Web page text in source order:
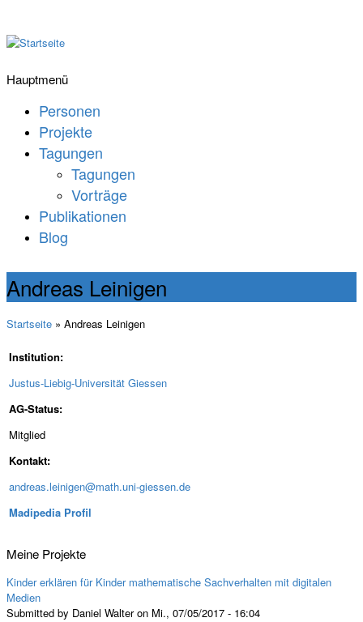
Hauptmenü
Personen
Projekte
Tagungen
Tagungen
Vorträge
Publikationen
Blog
Andreas Leinigen
Startseite » Andreas Leinigen
Institution:
Justus-Liebig-Universität Giessen
AG-Status:
Mitglied
Kontakt:
andreas.leinigen@math.uni-giessen.de
Madipedia Profil
Meine Projekte
Kinder erklären für Kinder mathematische Sachverhalten mit digitalen
Medien
Submitted by Daniel Walter on Mi., 07/05/2017 - 16:04